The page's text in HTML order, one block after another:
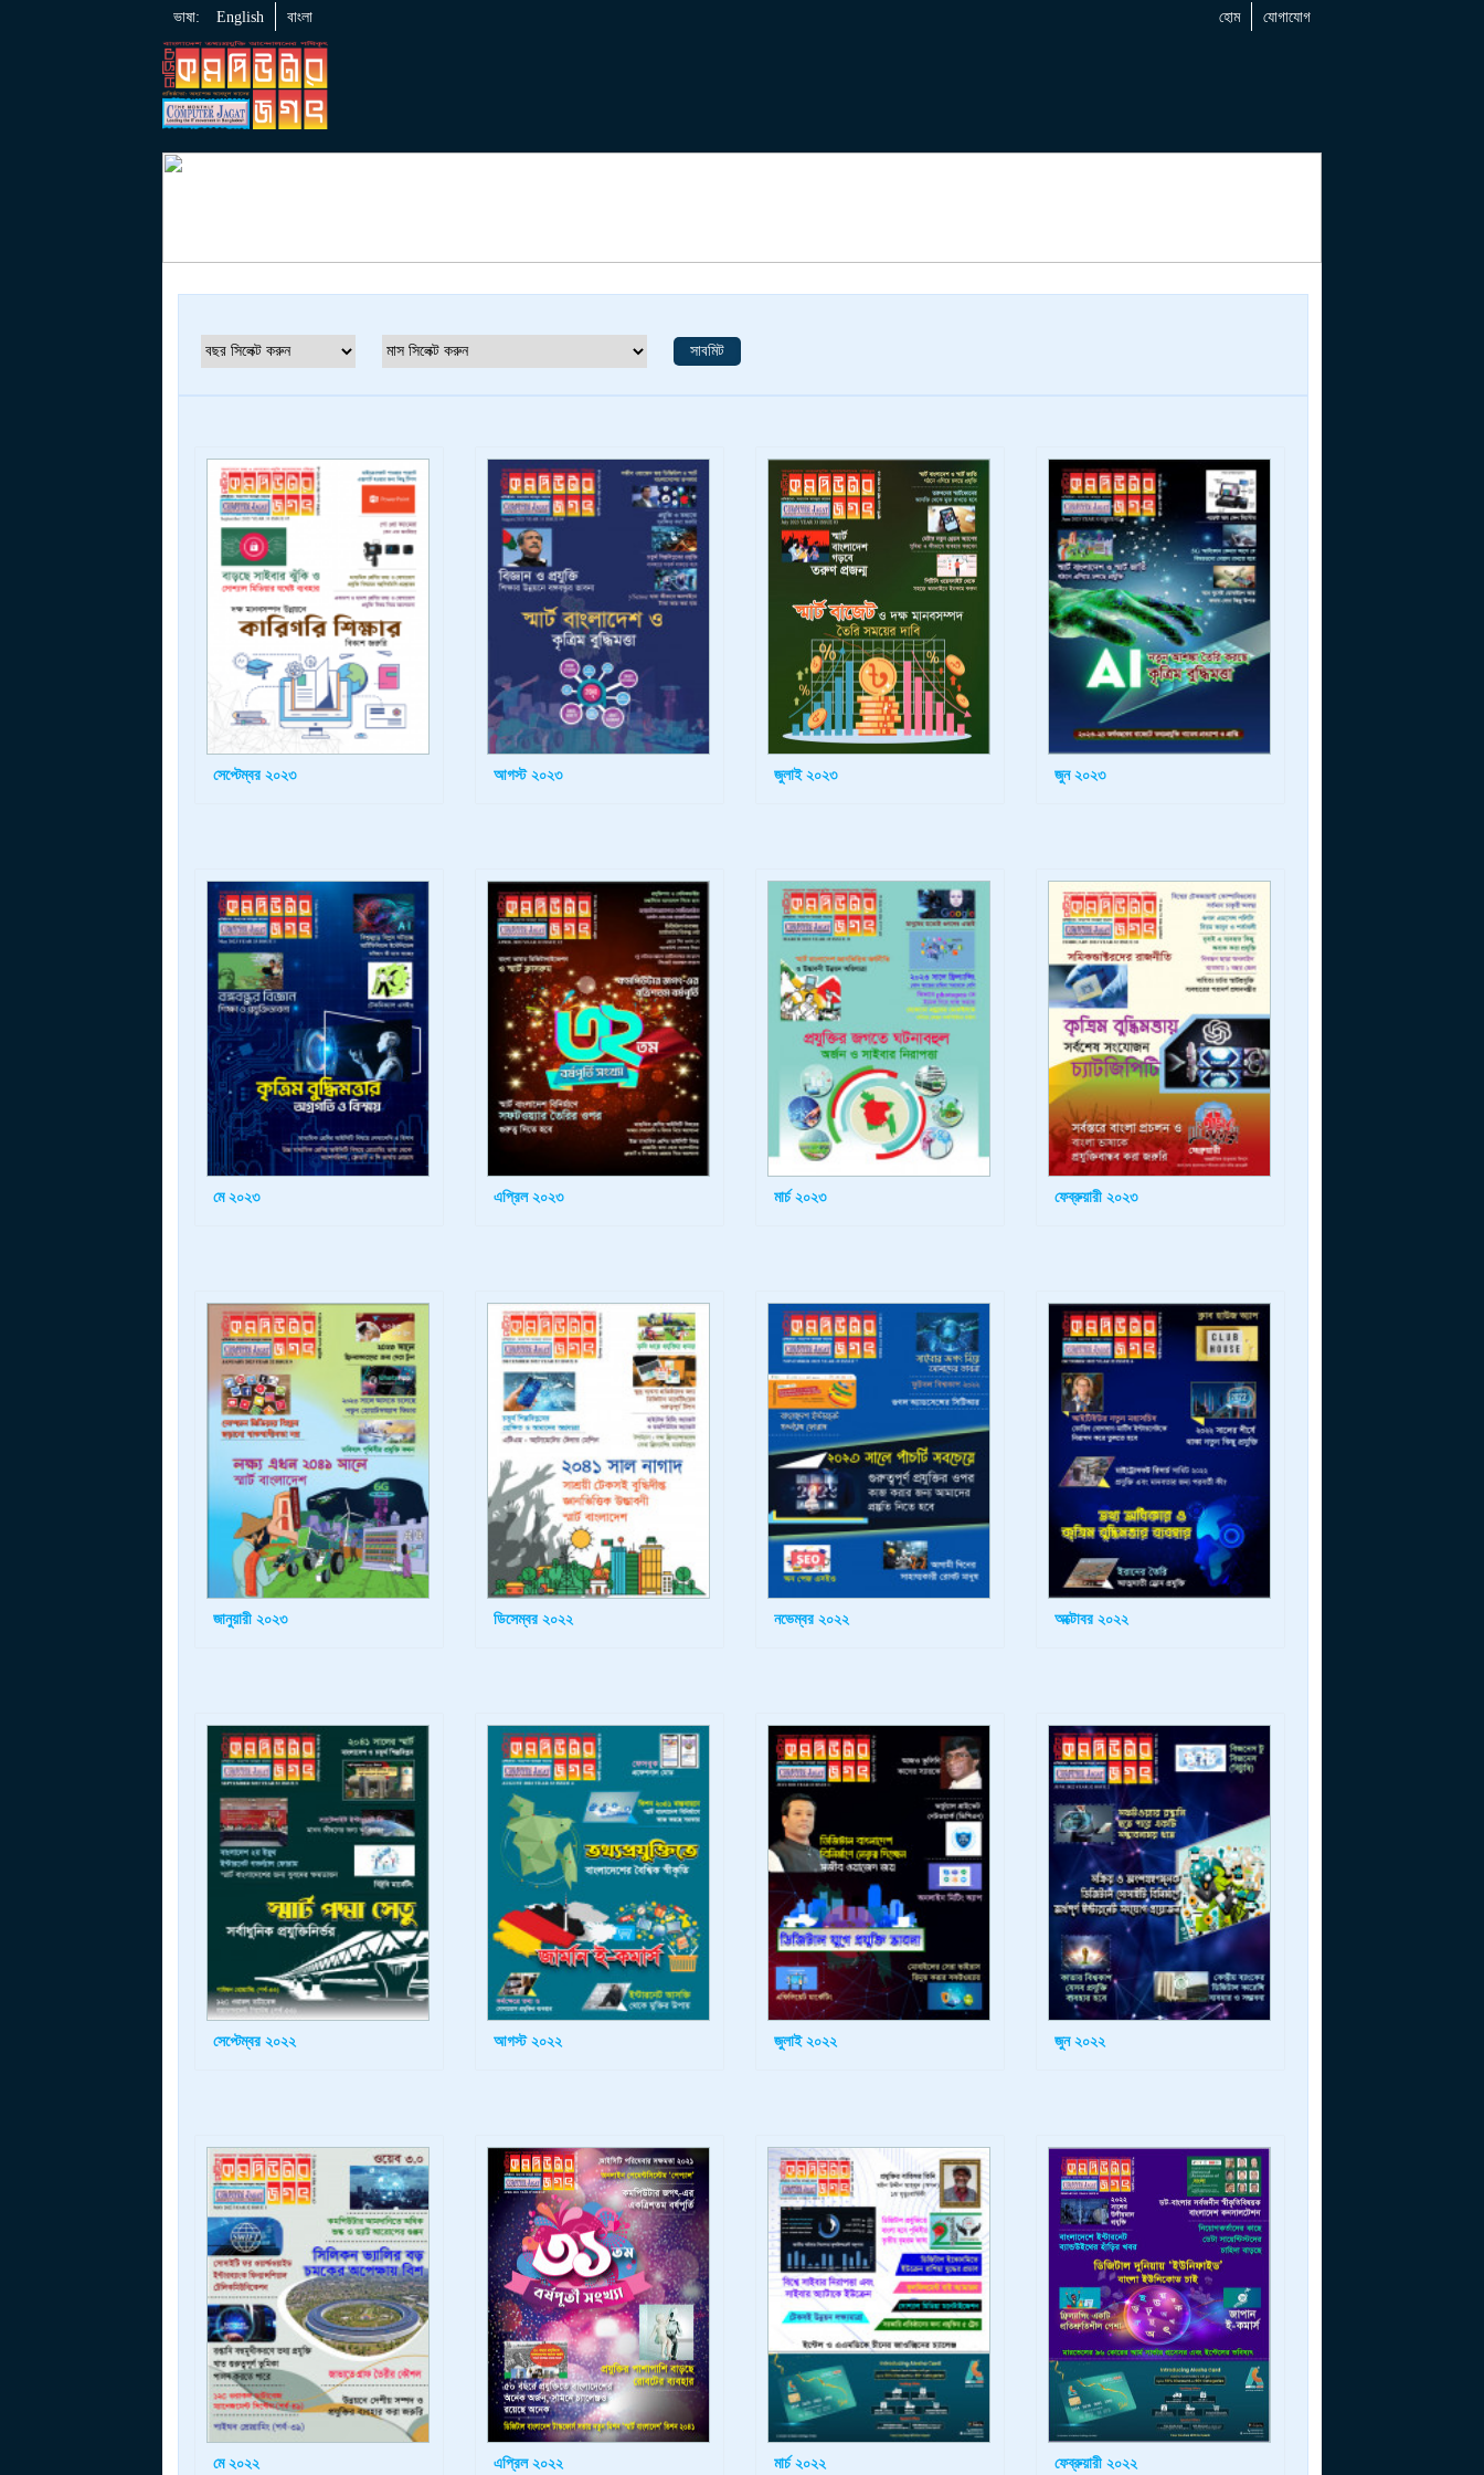
হোম যোগাযোগ
ভাষা: English বাংলা
সেপ্টেম্বর ২০২৩ আগস্ট ২০২৩ জুলাই ২০২৩ জুন ২০২৩
মে ২০২৩ এপ্রিল ২০২৩ মার্চ ২০২৩ ফেব্রুয়ারী ২০২৩
জানুয়ারী ২০২৩ ডিসেম্বর ২০২২ নভেম্বর ২০২২ অক্টোবর ২০২২
সেপ্টেম্বর ২০২২ আগস্ট ২০২২ জুলাই ২০২২ জুন ২০২২
মে ২০২২ এপ্রিল ২০২২ মার্চ ২০২২ ফেব্রুয়ারী ২০২২